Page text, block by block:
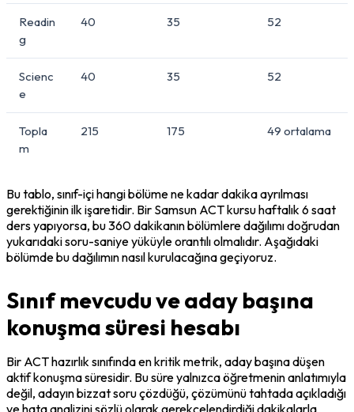
Readin
g
40 35 52
Scienc
e
40 35 52
Topla
m
215 175 49 ortalama
Bu tablo, sınıf-içi hangi bölüme ne kadar dakika ayrılması
gerektiğinin ilk işaretidir. Bir Samsun ACT kursu haftalık 6 saat
ders yapıyorsa, bu 360 dakikanın bölümlere dağılımı doğrudan
yukarıdaki soru-saniye yüküyle orantılı olmalıdır. Aşağıdaki
bölümde bu dağılımın nasıl kurulacağına geçiyoruz.
Sınıf mevcudu ve aday başına
konuşma süresi hesabı
Bir ACT hazırlık sınıfında en kritik metrik, aday başına düşen
aktif konuşma süresidir. Bu süre yalnızca öğretmenin anlatımıyla
değil, adayın bizzat soru çözdüğü, çözümünü tahtada açıkladığı
ve hata analizini sözlü olarak gerekçelendirdiği dakikalarla